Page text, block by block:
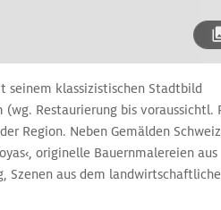
seinem klassizistischen Stadtbild
Restaurierung bis voraussichtl.
Region. Neben Gemälden
originelle Bauernmalereien aus
Szenen aus dem